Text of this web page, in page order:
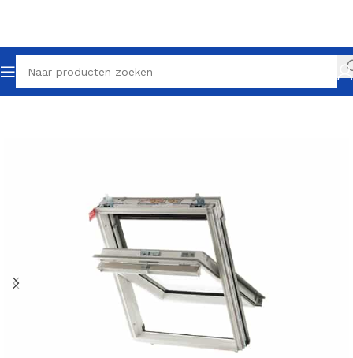
Home Dakramen Tuimelramen Wit gecoat Tuimelraam